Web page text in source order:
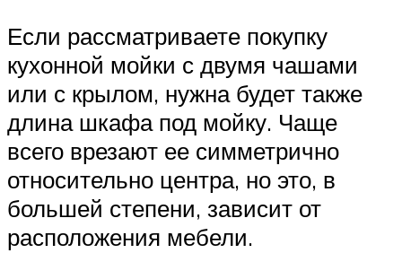
Если рассматриваете покупку
кухонной мойки с двумя чашами
или с крылом, нужна будет также
длина шкафа под мойку. Чаще
всего врезают ее симметрично
относительно центра, но это, в
большей степени, зависит от
расположения мебели.